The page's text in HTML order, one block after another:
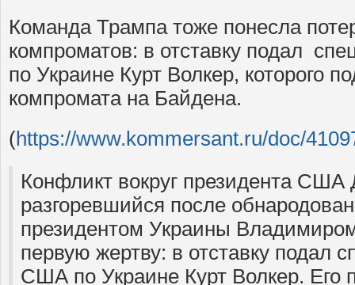
Команда Трампа тоже понесла
компроматов: в отставку подал
по Украине Курт Волкер, которого
компромата на Байдена.
(https://www.kommersant.ru/doc/
Конфликт вокруг президента
разгоревшийся после
президентом Украины
первую жертву: в отставку подал
США по Украине Курт Волкер. Его